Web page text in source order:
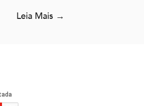
Leia Mais →